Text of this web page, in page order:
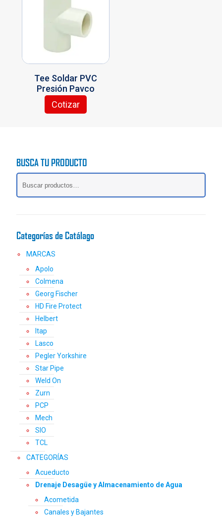
Tee Soldar PVC
Presión Pavco
Cotizar
Este
Las
opciones
página
producto
BUSCA TU PRODUCTO
Categorías de Catálago
MARCAS
Apolo
Colmena
Georg Fischer
HD Fire Protect
Helbert
Itap
Lasco
Pegler Yorkshire
Star Pipe
Weld On
Zurn
PCP
Mech
SIO
TCL
CATEGORÍAS
Acueducto
Drenaje Desagüe y Almacenamiento de Agua
Acometida
Canales y Bajantes